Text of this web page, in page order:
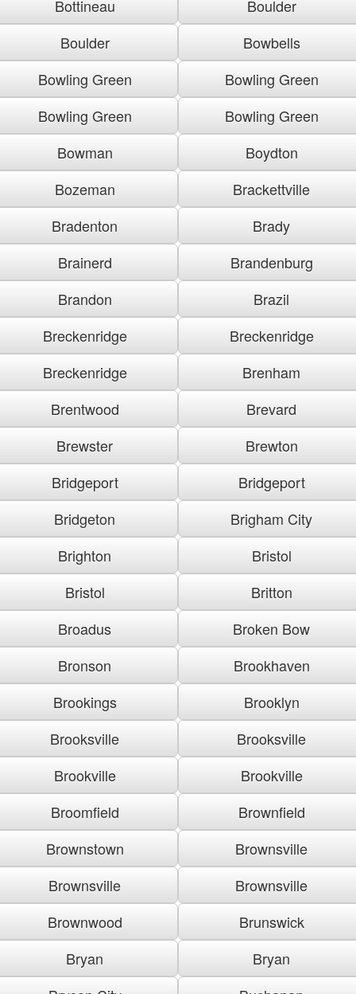
Bottineau
Boulder
Boulder
Bowbells
Bowling Green
Bowling Green
Bowling Green
Bowling Green
Bowman
Boydton
Bozeman
Brackettville
Bradenton
Brady
Brainerd
Brandenburg
Brandon
Brazil
Breckenridge
Breckenridge
Breckenridge
Brenham
Brentwood
Brevard
Brewster
Brewton
Bridgeport
Bridgeport
Bridgeton
Brigham City
Brighton
Bristol
Bristol
Britton
Broadus
Broken Bow
Bronson
Brookhaven
Brookings
Brooklyn
Brooksville
Brooksville
Brookville
Brookville
Broomfield
Brownfield
Brownstown
Brownsville
Brownsville
Brownsville
Brownwood
Brunswick
Bryan
Bryan